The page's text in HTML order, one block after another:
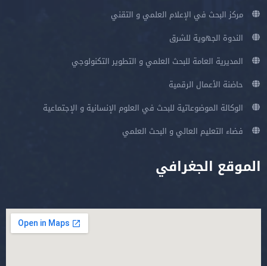
مركز البحث في الإعلام العلمي و التقني
الندوة الجهوية للشرق
المديرية العامة للبحث العلمي و التطوير التكنولوجي
حاضنة الأعمال الرقمية
الوكالة الموضوعاتية للبحث في العلوم الإنسانية و الإجتماعية
فضاء التعليم العالي و البحث العلمي
الموقع الجغرافي